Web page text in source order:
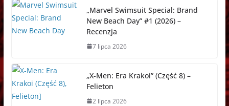
„Marvel Swimsuit Special: Brand
New Beach Day” #1 (2026) –
Recenzja
7 lipca 2026
„X-Men: Era Krakoi” (Część 8) –
Felieton
2 lipca 2026